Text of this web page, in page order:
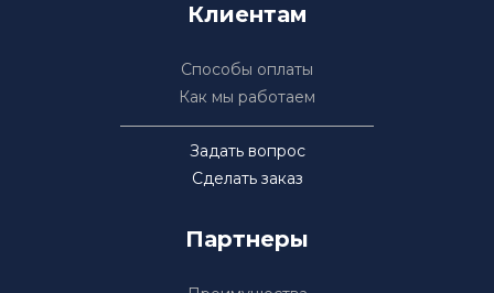
Клиентам
Способы оплаты
Как мы работаем
Задать вопрос
Сделать заказ
Партнеры